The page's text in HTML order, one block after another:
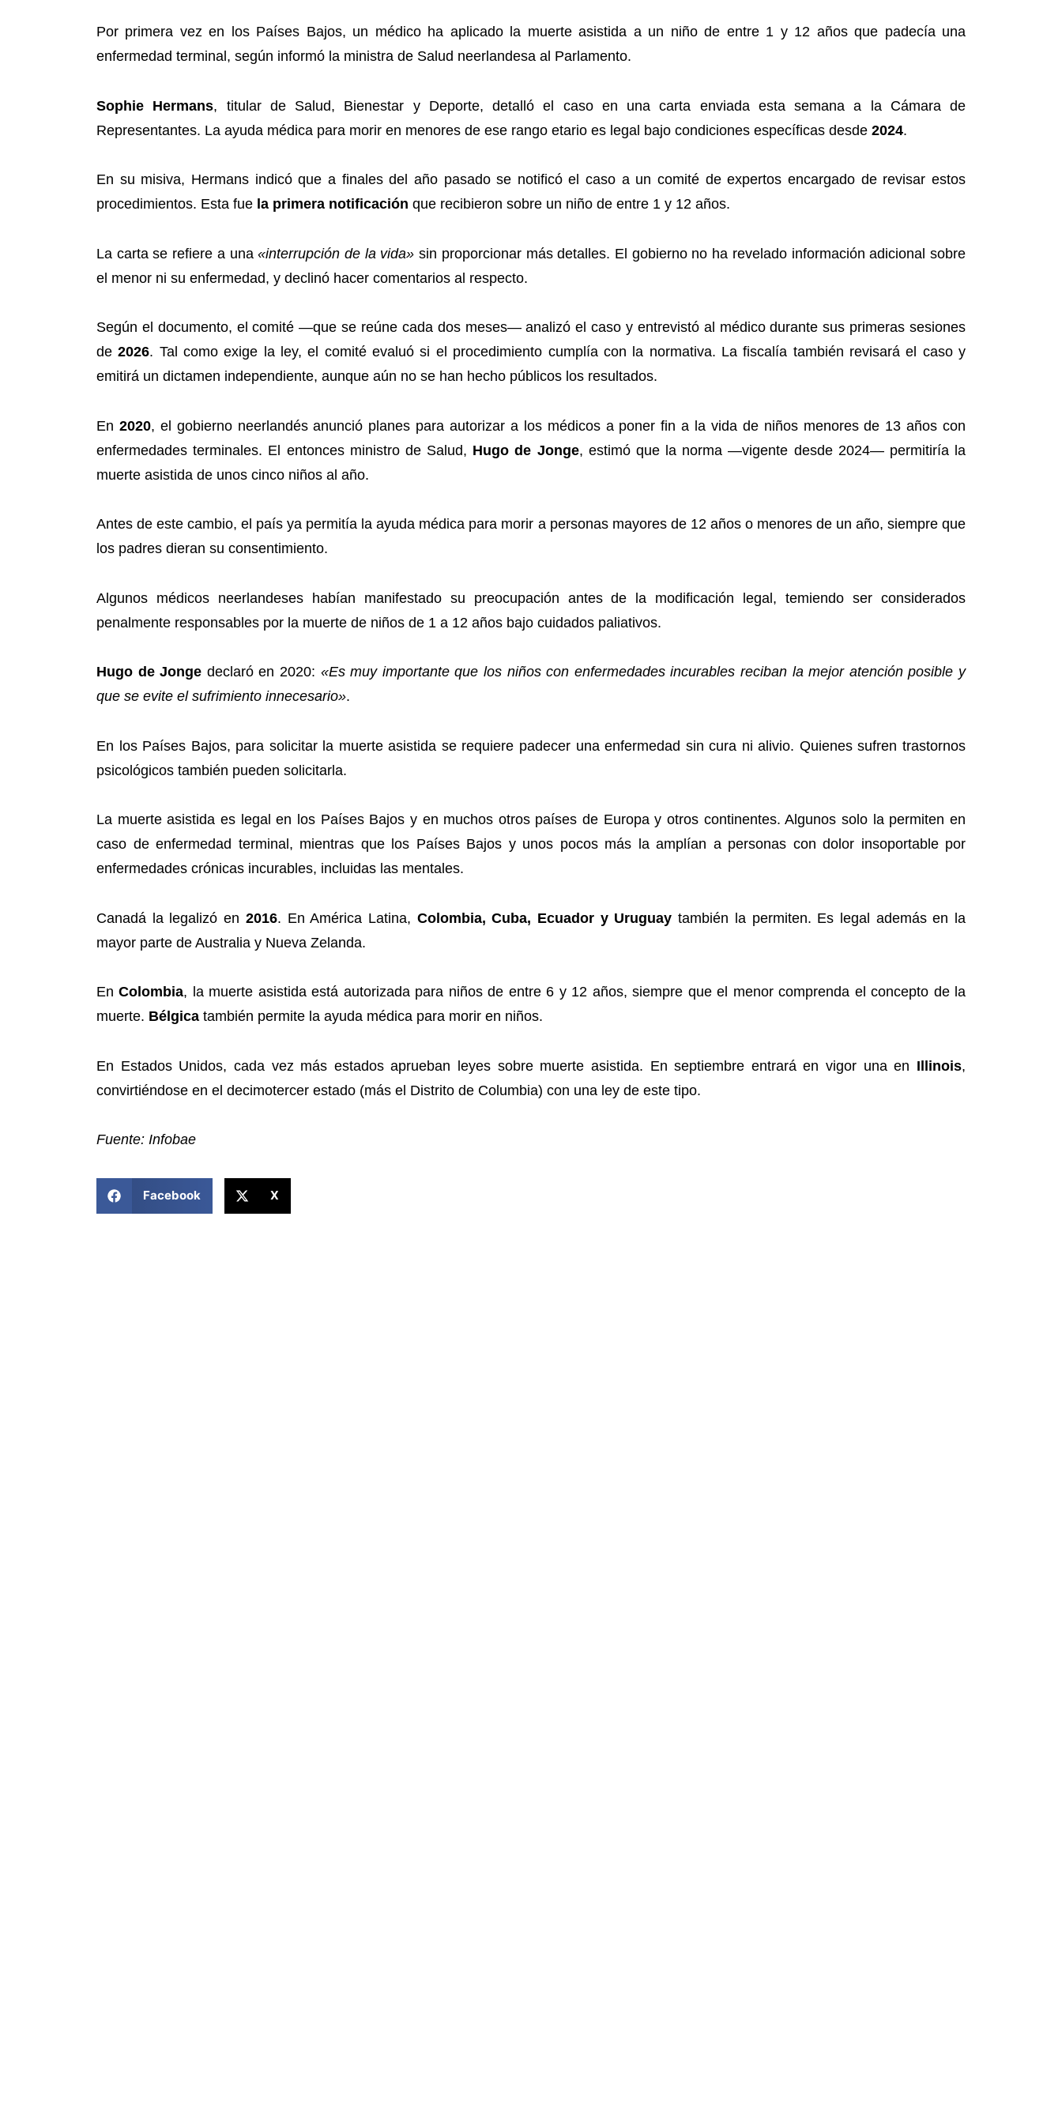
Por primera vez en los Países Bajos, un médico ha aplicado la muerte asistida a un niño de entre 1 y 12 años que padecía una
enfermedad terminal, según informó la ministra de Salud neerlandesa al Parlamento.
Sophie Hermans, titular de Salud, Bienestar y Deporte, detalló el caso en una carta enviada esta semana a la Cámara de
Representantes. La ayuda médica para morir en menores de ese rango etario es legal bajo condiciones específicas desde 2024.
En su misiva, Hermans indicó que a finales del año pasado se notificó el caso a un comité de expertos encargado de revisar estos
procedimientos. Esta fue la primera notificación que recibieron sobre un niño de entre 1 y 12 años.
La carta se refiere a una«interrupción de la vida» sin proporcionar más detalles. El gobierno no ha revelado información adicional sobre
el menor ni su enfermedad, y declinó hacer comentarios al respecto.
Según el documento, el comité —que se reúne cada dos meses— analizó el caso y entrevistó al médico durante sus primeras sesiones
de2026. Tal como exige la ley, el comité evaluó si el procedimiento cumplía con la normativa. La fiscalía también revisará el caso y
emitirá un dictamen independiente, aunque aún no se han hecho públicos los resultados.
En 2020, el gobierno neerlandés anunció planes para autorizar a los médicos a poner fin a la vida de niños menores de 13 años con
enfermedades terminales. El entonces ministro de Salud, Hugo de Jonge, estimó que la norma —vigente desde 2024— permitiría la
muerte asistida de unos cinco niños al año.
Antes de este cambio, el país ya permitía la ayuda médica para morir a personas mayores de 12 años o menores de un año, siempre que
los padres dieran su consentimiento.
Algunos médicos neerlandeses habían manifestado su preocupación antes de la modificación legal, temiendo ser considerados
penalmente responsables por la muerte de niños de 1 a 12 años bajo cuidados paliativos.
Hugo de Jonge declaró en 2020: «Es muy importante que los niños con enfermedades incurables reciban la mejor atención posible y
que se evite el sufrimiento innecesario».
En los Países Bajos, para solicitar la muerte asistida se requiere padecer una enfermedad sin cura ni alivio. Quienes sufren trastornos
psicológicos también pueden solicitarla.
La muerte asistida es legal en los Países Bajos y en muchos otros países de Europa y otros continentes. Algunos solo la permiten en
caso de enfermedad terminal, mientras que los Países Bajos y unos pocos más la amplían a personas con dolor insoportable por
enfermedades crónicas incurables, incluidas las mentales.
Canadá la legalizó en 2016. En América Latina, Colombia, Cuba, Ecuador y Uruguay también la permiten. Es legal además en la
mayor parte de Australia y Nueva Zelanda.
EnColombia, la muerte asistida está autorizada para niños de entre 6 y 12 años, siempre que el menor comprenda el concepto de la
muerte. Bélgica también permite la ayuda médica para morir en niños.
En Estados Unidos, cada vez más estados aprueban leyes sobre muerte asistida. En septiembre entrará en vigor una en Illinois,
convirtiéndose en el decimotercer estado (más el Distrito de Columbia) con una ley de este tipo.
Fuente: Infobae
Facebook X